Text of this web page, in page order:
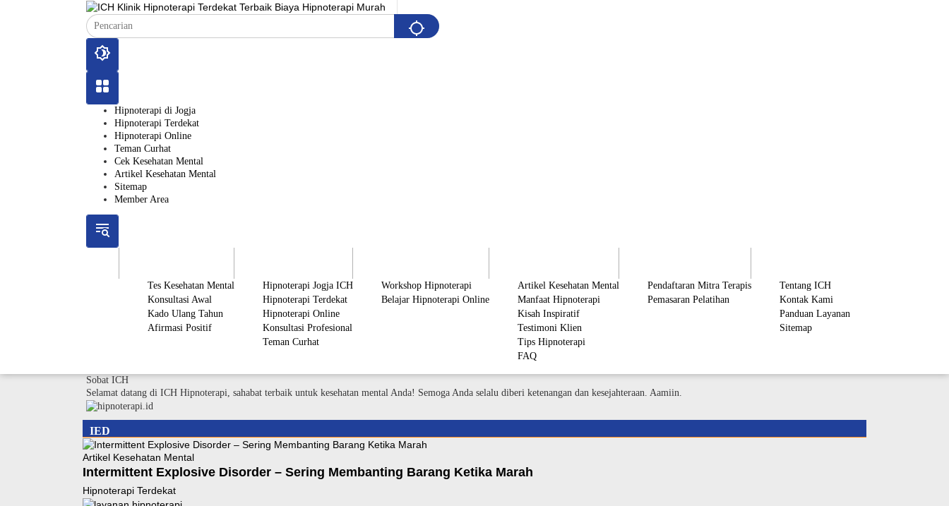
Hipnoterapi di Jogja
Hipnoterapi Terdekat
Hipnoterapi Online
Teman Curhat
Cek Kesehatan Mental
Artikel Kesehatan Mental
Sitemap
Member Area
Tes Kesehatan Mental
Konsultasi Awal
Kado Ulang Tahun
Afirmasi Positif
Hipnoterapi Jogja ICH
Hipnoterapi Terdekat
Hipnoterapi Online
Konsultasi Profesional
Teman Curhat
Workshop Hipnoterapi
Belajar Hipnoterapi Online
Artikel Kesehatan Mental
Manfaat Hipnoterapi
Kisah Inspiratif
Testimoni Klien
Tips Hipnoterapi
FAQ
Pendaftaran Mitra Terapis
Pemasaran Pelatihan
Tentang ICH
Kontak Kami
Panduan Layanan
Sitemap
Sobat ICH
Selamat datang di ICH Hipnoterapi, sahabat terbaik untuk kesehatan mental Anda! Semoga Anda selalu diberi ketenangan dan kesejahteraan. Aamiin.
IED
Artikel Kesehatan Mental
Intermittent Explosive Disorder – Sering Membanting Barang Ketika Marah
Hipnoterapi Terdekat